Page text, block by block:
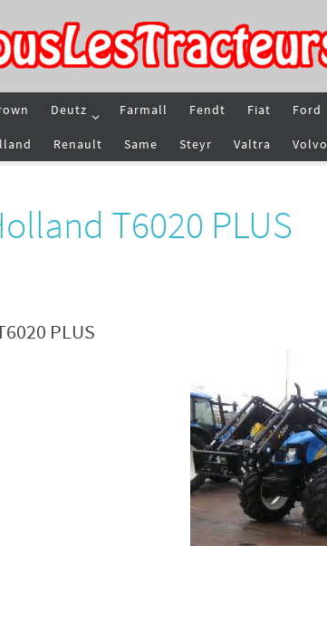
Deutz Farmall Fendt Fiat Ford
Renault Same Steyr Valtra Volvo
T6020 PLUS
PLUS